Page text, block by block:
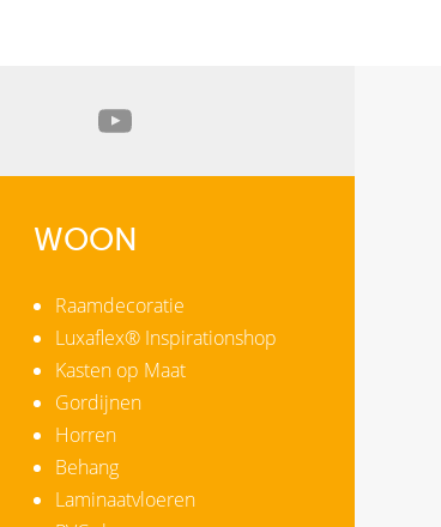
WOON
Raamdecoratie
Luxaflex® Inspirationshop
Kasten op Maat
Gordijnen
Horren
Behang
Laminaatvloeren